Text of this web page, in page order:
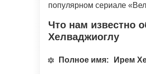
популярном сериале
Что нам известно
Хелваджиоглу
Полное имя: Ирем